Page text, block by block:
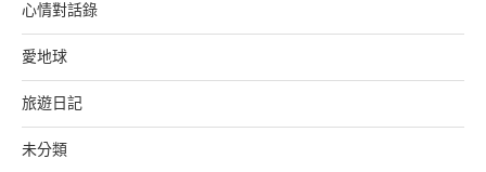
心情對話錄
愛地球
旅遊日記
未分類